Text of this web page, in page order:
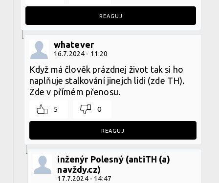
REAGUJ
whatever
16.7.2024 - 11:20
Když má člověk prázdnej život tak si ho
naplňuje stalkování jinejch lidi (zde TH).
Zde v přímém přenosu.
5 0
REAGUJ
inženýr Polesný (antiTH (a)
navždy.cz)
17.7.2024 - 14:47